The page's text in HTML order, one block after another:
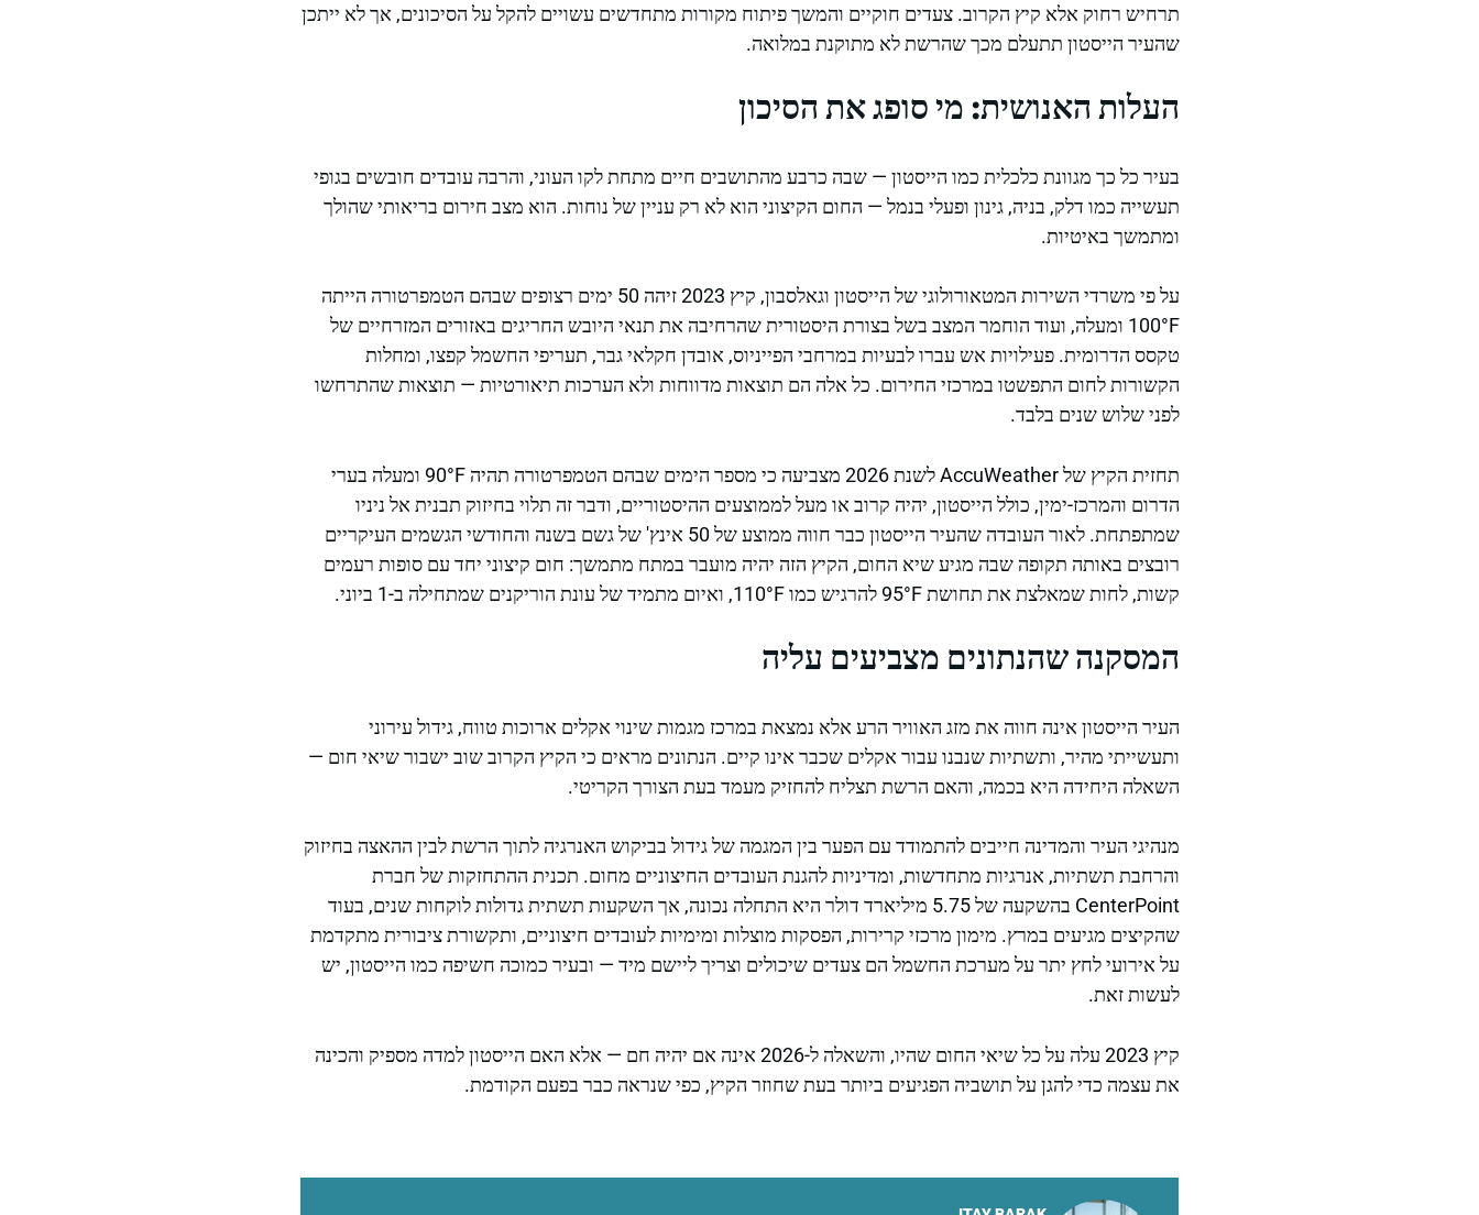
תרחיש רחוק אלא קיץ הקרוב. צעדים חוקיים והמשך פיתוח מקורות מתחדשים עשויים להקל על הסיכונים, אך לא ייתכן
שהעיר הייסטון תתעלם מכך שהרשת לא מתוקנת במלואה.
העלות האנושית: מי סופג את הסיכון
בעיר כל כך מגוונת כלכלית כמו הייסטון — שבה כרבע מהתושבים חיים מתחת לקו העוני, והרבה עובדים חובשים בגופי
תעשייה כמו דלק, בניה, גינון ופעלי בנמל — החום הקיצוני הוא לא רק עניין של נוחות. הוא מצב חירום בריאותי שהולך
ומתמשך באיטיות.
על פי משרדי השירות המטאורולוגי של הייסטון וגאלסבון, קיץ 2023 זיהה 50 ימים רצופים שבהם הטמפרטורה הייתה
100°F ומעלה, ועוד הוחמר המצב בשל בצורת היסטורית שהרחיבה את תנאי היובש החריגים באזורים המזרחיים של
טקסס הדרומית. פעילויות אש עברו לבעיות במרחבי הפייניוס, אובדן חקלאי גבר, תעריפי החשמל קפצו, ומחלות
הקשורות לחום התפשטו במרכזי החירום. כל אלה הם תוצאות מדווחות ולא הערכות תיאורטיות — תוצאות שהתרחשו
לפני שלוש שנים בלבד.
תחזית הקיץ של AccuWeather לשנת 2026 מצביעה כי מספר הימים שבהם הטמפרטורה תהיה 90°F ומעלה בערי
הדרום והמרכז-ימין, כולל הייסטון, יהיה קרוב או מעל לממוצעים ההיסטוריים, ודבר זה תלוי בחיזוק תבנית אל ניניו
שמתפתחת. לאור העובדה שהעיר הייסטון כבר חווה ממוצע של 50 אינץ' של גשם בשנה והחודשי הגשמים העיקריים
רובצים באותה תקופה שבה מגיע שיא החום, הקיץ הזה יהיה מועבר במתח מתמשך: חום קיצוני יחד עם סופות רעמים
קשות, לחות שמאלצת את תחושת 95°F להרגיש כמו 110°F, ואיום מתמיד של עונת הוריקנים שמתחילה ב-1 ביוני.
המסקנה שהנתונים מצביעים עליה
העיר הייסטון אינה חווה את מזג האוויר הרע אלא נמצאת במרכז מגמות שינוי אקלים ארוכות טווח, גידול עירוני
ותעשייתי מהיר, ותשתיות שנבנו עבור אקלים שכבר אינו קיים. הנתונים מראים כי הקיץ הקרוב שוב ישבור שיאי חום —
השאלה היחידה היא בכמה, והאם הרשת תצליח להחזיק מעמד בעת הצורך הקריטי.
מנהיגי העיר והמדינה חייבים להתמודד עם הפער בין המגמה של גידול בביקוש האנרגיה לתוך הרשת לבין ההאצה בחיזוק
והרחבת תשתיות, אנרגיות מתחדשות, ומדיניות להגנת העובדים החיצוניים מחום. תכנית ההתחזקות של חברת
CenterPoint בהשקעה של 5.75 מיליארד דולר היא התחלה נכונה, אך השקעות תשתית גדולות לוקחות שנים, בעוד
שהקיצים מגיעים במרץ. מימון מרכזי קרירות, הפסקות מוצלות ומימיות לעובדים חיצוניים, ותקשורת ציבורית מתקדמת
על אירועי לחץ יתר על מערכת החשמל הם צעדים שיכולים וצריך ליישם מיד — ובעיר כמוכה חשיפה כמו הייסטון, יש
לעשות זאת.
קיץ 2023 עלה על כל שיאי החום שהיו, והשאלה ל-2026 אינה אם יהיה חם — אלא האם הייסטון למדה מספיק והכינה
את עצמה כדי להגן על תושביה הפגיעים ביותר בעת שחוזר הקיץ, כפי שנראה כבר בפעם הקודמת.